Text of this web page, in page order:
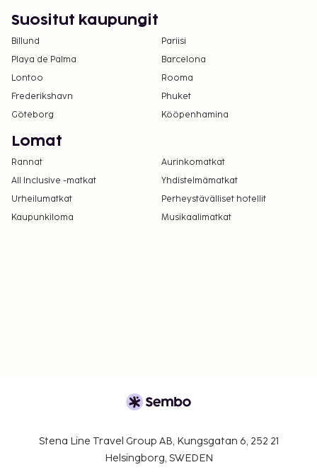
Suositut kaupungit
Billund
Pariisi
Playa de Palma
Barcelona
Lontoo
Rooma
Frederikshavn
Phuket
Göteborg
Kööpenhamina
Lomat
Rannat
Aurinkomatkat
All Inclusive -matkat
Yhdistelmämatkat
Urheilumatkat
Perheystävälliset hotellit
Kaupunkiloma
Musikaalimatkat
Stena Line Travel Group AB, Kungsgatan 6, 252 21
Helsingborg, SWEDEN